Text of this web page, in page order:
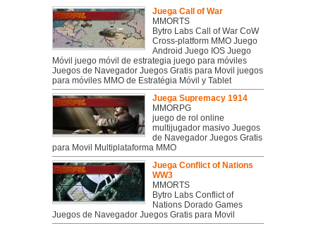
Juega Call of War
MMORTS
Bytro Labs Call of War CoW
Cross-platform MMO Juego
Android Juego IOS Juego
Móvil juego móvil de estrategia juego para móviles
Juegos de Navegador Juegos Gratis para Movil juegos
para móviles MMO de Estratégia Móvil y Tablet
Juega Supremacy 1914
MMORPG
juego de rol online
multijugador masivo Juegos
de Navegador Juegos Gratis
para Movil Multiplataforma MMO
Juega Conflict of Nations
WW3
MMORTS
Bytro Labs Conflict of
Nations Dorado Games
Juegos de Navegador Juegos Gratis para Movil